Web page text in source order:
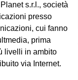
s.r.l., società
presso
cui fanno
prima
livelli in ambito
via Internet.